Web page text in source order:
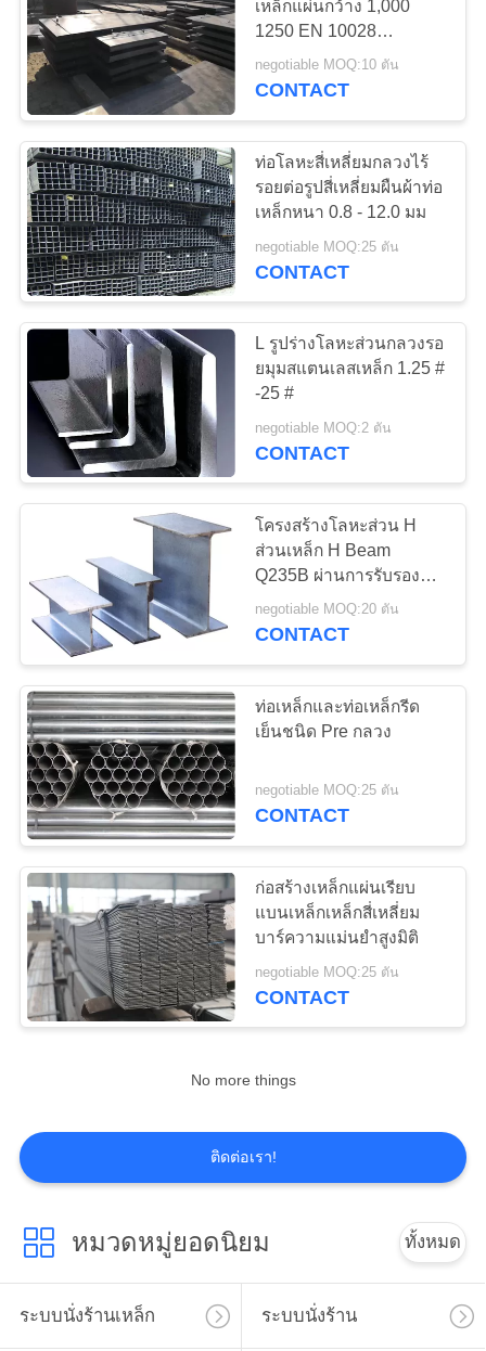
การ
ควบคุม
คุณภาพ
ติดต่อ
เรา
ขอ
ใบ
เสนอ
ราคา
แผนผัง
เว็บไซต์
PRIVACY
POLICY
เหล็กแผ่นกว้าง 1,000
1250 EN 10028
มาตรฐานสำหรับอาคาร
negotiable MOQ:10 ตัน
CONTACT
ท่อโลหะสี่เหลี่ยมกลวงไร้
รอยต่อรูปสี่เหลี่ยมผืนผ้าท่อ
เหล็กหนา 0.8 - 12.0 มม
negotiable MOQ:25 ตัน
CONTACT
L รูปร่างโลหะส่วนกลวงรอ
ยมุมสแตนเลสเหล็ก 1.25 #
-25 #
negotiable MOQ:2 ตัน
CONTACT
โครงสร้างโลหะส่วน H
ส่วนเหล็ก H Beam
Q235B ผ่านการรับรอง
ISO9001
negotiable MOQ:20 ตัน
CONTACT
ท่อเหล็กและท่อเหล็กรีด
เย็นชนิด Pre กลวง
negotiable MOQ:25 ตัน
CONTACT
ก่อสร้างเหล็กแผ่นเรียบ
แบนเหล็กเหล็กสี่เหลี่ยม
บาร์ความแม่นยำสูงมิติ
negotiable MOQ:25 ตัน
CONTACT
No more things
ติดต่อเรา!
หมวดหมู่ยอดนิยม ทั้งหมด
ระบบนั่งร้านเหล็ก ระบบนั่งร้าน